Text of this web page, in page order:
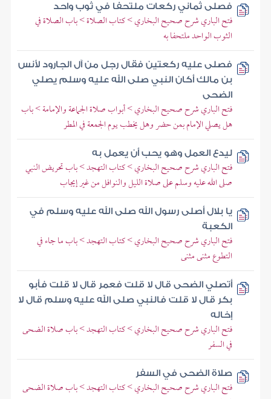
فصلى ثماني ركعات ملتحفا في ثوب واحد
فتح الباري شرح صحيح البخاري > كتاب الصلاة > باب الصلاة في
الثوب الواحد ملتحفا به
فصلى عليه ركعتين فقال رجل من آل الجارود لأنس
بن مالك أكان النبي صلى الله عليه وسلم يصلي
الضحى
فتح الباري شرح صحيح البخاري > أبواب صلاة الجماعة والإمامة > باب
هل يصلي الإمام بمن حضر وهل يخطب يوم الجمعة في المطر
ليدع العمل وهو يحب أن يعمل به
فتح الباري شرح صحيح البخاري > كتاب التهجد > باب تحريض النبي
صلى الله عليه وسلم على صلاة الليل والنوافل من غير إيجاب
يا بلال أصلى رسول الله صلى الله عليه وسلم في
الكعبة
فتح الباري شرح صحيح البخاري > كتاب التهجد > باب ما جاء في
التطوع مثنى مثنى
أتصلي الضحى قال لا قلت فعمر قال لا قلت فأبو
بكر قال لا قلت فالنبي صلى الله عليه وسلم قال لا
إخاله
فتح الباري شرح صحيح البخاري > كتاب التهجد > باب صلاة الضحى
في السفر
صلاة الضحى في السفر
فتح الباري شرح صحيح البخاري > كتاب التهجد > باب صلاة الضحى